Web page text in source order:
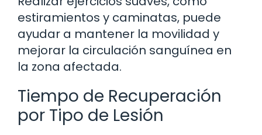
estiramientos y caminatas, puede
ayudar a mantener la movilidad y
mejorar la circulación sanguínea en
la zona afectada.
Tiempo de Recuperación
por Tipo de Lesión